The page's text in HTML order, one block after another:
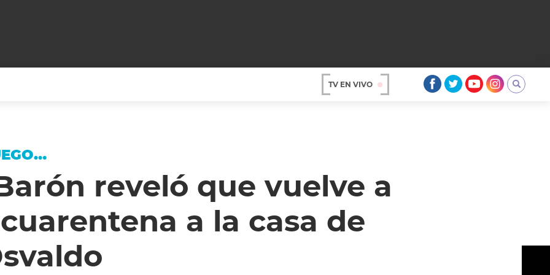
ARGENTINA
UN CAMBIO
ENTROMETIDOS EN LA TELE
MODO FONTEVECCHIA
PERIODISMO PURO
REPERFILAR
FIESTAS ARGENTINAS
BELLEZA FASHION
FULL FACE TV
TV EN VIVO
reveló que vuelve a
a la casa de